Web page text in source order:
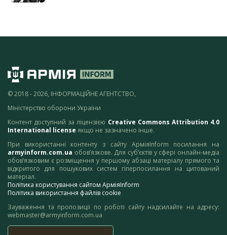
© 2018 - 2026, ІНФОРМАЦІЙНЕ АГЕНТСТВО,
Міністерство оборони України
Контент доступний за ліцензією Creative Commons Attribution 4.0
International license якщо не зазначено інше.
При використанні контенту з сайту АрміяInform посилання на
armyinform.com.ua обов’язкове. Для суб’єктів у сфері онлайн-медіа
обов’язковим є розміщення у першому абзаці матеріалу прямого та
відкритого для пошукових систем гіперпосилання на цитований
матеріал.
Політика користування сайтом АрміяInform
Політика використання файлів cookie
Зауваження та пропозиції по роботі сайту надсилайте на адресу:
webmaster@armyinform.com.ua